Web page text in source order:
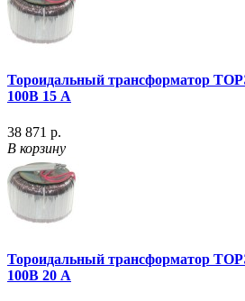
Тороидальный трансформатор
100В 15 А
38 871 р.
В корзину
Тороидальный трансформатор
100В 20 А